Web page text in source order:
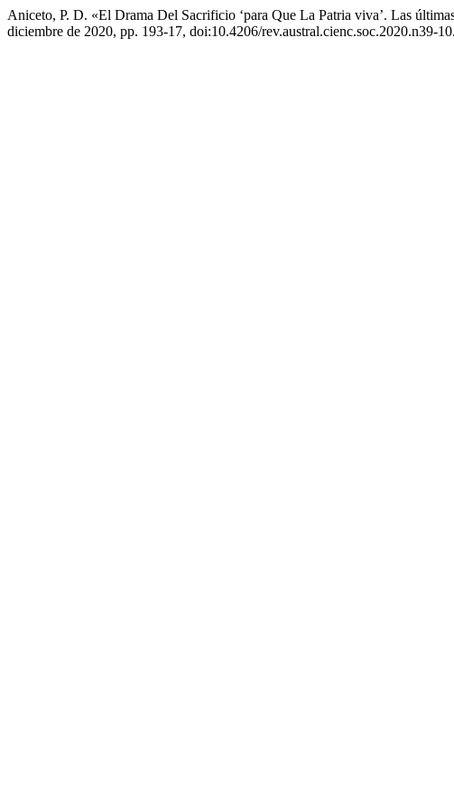
Aniceto, P. D. «El Drama Del Sacrificio ‘para Que La Patria viva’. Las
diciembre de 2020, pp. 193-17, doi:10.4206/rev.austral.cienc.soc.2020.n39-10.